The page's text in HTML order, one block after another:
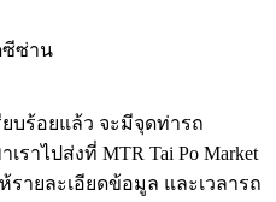
ยบร้อยแล้ว จะมีจุดท่ารถ
ราไปส่งที่ MTR Tai Po Market
รายละเอียดข้อมูล และเวลารถ